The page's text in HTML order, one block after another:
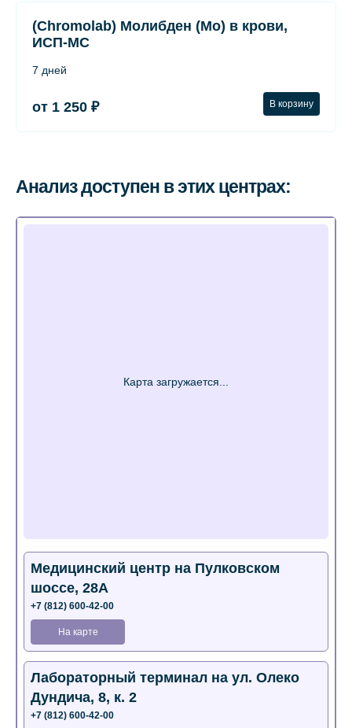
(Chromolab) Молибден (Mo) в крови,
ИСП-МС
7 дней
от 1 250 ₽ В корзину
Анализ доступен в этих центрах:
Медицинский центр на Пулковском
шоссе, 28А
+7 (812) 600-42-00
На карте
Лабораторный терминал на ул. Олеко
Дундича, 8, к. 2
+7 (812) 600-42-00